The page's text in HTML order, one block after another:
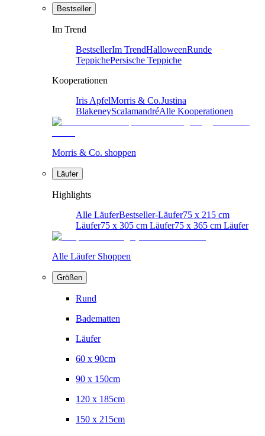
Bestseller
Im Trend
BestsellerIm TrendHalloweenRunde
TeppichePersische Teppiche
Kooperationen
Iris ApfelMorris & Co.Justina
BlakeneyScalamandréAlle Kooperationen
Morris & Co. shoppen
Läufer
Highlights
Alle LäuferBestseller-Läufer75 x 215 cm
Läufer75 x 305 cm Läufer75 x 365 cm Läufer
Alle Läufer Shoppen
Größen
Rund
Badematten
Läufer
60 x 90cm
90 x 150cm
120 x 185cm
150 x 215cm